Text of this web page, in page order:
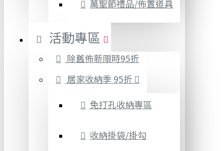
萬聖節禮品/佈置道具
活動專區
除舊佈新限時95折
居家收納季 95折
免打孔收納專區
收納掛袋/掛勾